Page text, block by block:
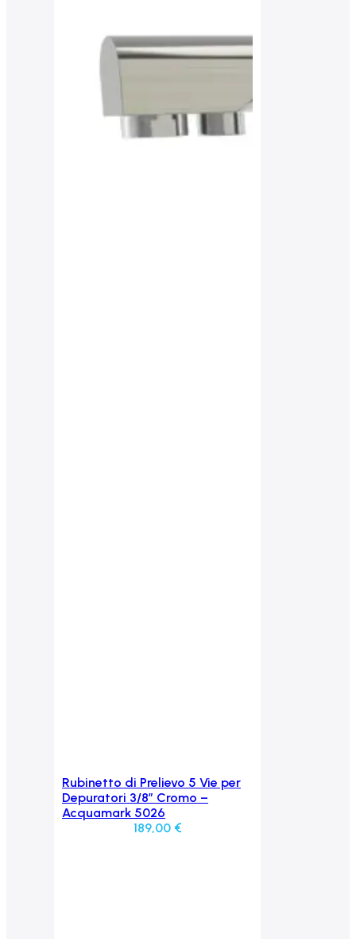
Aggiungi al carrello
Rubinetto di Prelievo 5 Vie per
Depuratori 3/8″ Cromo –
Acquamark 5026
189,00 €